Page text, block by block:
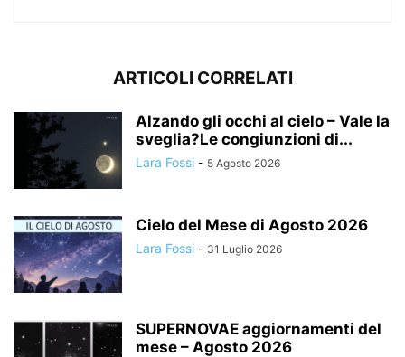
ARTICOLI CORRELATI
Alzando gli occhi al cielo – Vale la
sveglia?Le congiunzioni di...
Lara Fossi - 5 Agosto 2026
Cielo del Mese di Agosto 2026
Lara Fossi - 31 Luglio 2026
SUPERNOVAE aggiornamenti del
mese – Agosto 2026